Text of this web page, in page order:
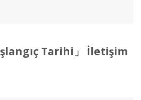
Tarihi」 İletişim